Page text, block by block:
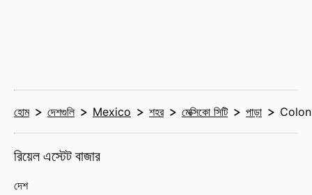
হোম দেশগুলি Mexico শহর মেক্সিকো সিটি পাড়া
রিয়েল এস্টেট বাজার
দেশ